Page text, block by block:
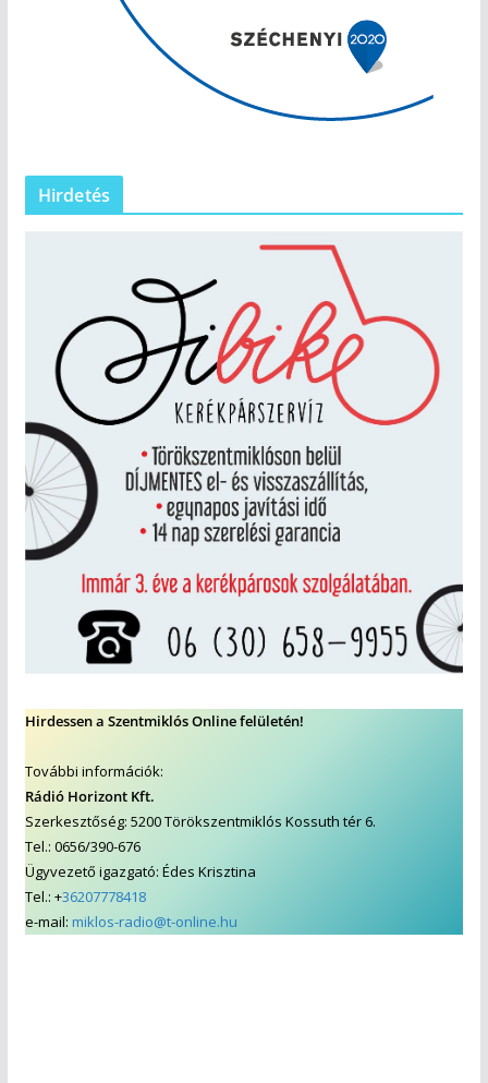
Hirdetés
Hirdessen a Szentmiklós Online felületén!
További információk:
Rádió Horizont Kft.
Szerkesztőség: 5200 Törökszentmiklós Kossuth tér 6.
Tel.: 0656/390-676
Ügyvezető igazgató: Édes Krisztina
Tel.: +36207778418
e-mail: miklos-radio@t-online.hu